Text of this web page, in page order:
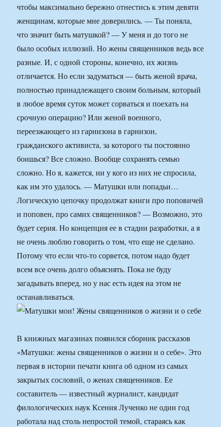
чтобы максимально бережно отнестись к этим девяти
женщинам, которые мне доверились. — Ты поняла,
что значит быть матушкой? — У меня и до того не
было особых иллюзий. Но жены священников ведь все
разные. И, с одной стороны, конечно, их жизнь
отличается. Но если задуматься — быть женой врача,
полностью принадлежащего своим больным, который
в любое время суток может сорваться и поехать на
срочную операцию? Или женой военного,
переезжающего из гарнизона в гарнизон,
гражданского активиста, за которого ты постоянно
боишься? Все сложно. Вообще сохранять семью
сложно. Но я, кажется, ни у кого из них не спросила,
как им это удалось. — Матушки или попадьи…
Логическую цепочку продолжат книги про поповичей
и поповен, про самих священников? — Возможно, это
будет серия. Но концепция ее в стадии разработки, а я
не очень люблю говорить о том, что еще не сделано.
Потому что если что-то сорвется, потом надо будет
всем все очень долго объяснять. Пока не буду
загадывать вперед, но у нас есть идея на этом не
останавливаться.
В книжных магазинах появился сборник рассказов
«Матушки: жены священников о жизни и о себе». Это
первая в истории печати книга об одном из самых
закрытых сословий, о женах священников. Ее
составитель — известный журналист, кандидат
филологических наук Ксения Лученко не один год
работала над столь непростой темой, стараясь как